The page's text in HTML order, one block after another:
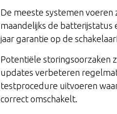
De meeste systemen
maandelijks de batterijstatus
jaar garantie op de
Potentiële storingsoorzaken
updates verbeteren
testprocedure uitvoeren
correct omschakelt.